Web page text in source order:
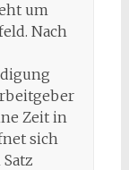
um
Nach
Zeit in
sich